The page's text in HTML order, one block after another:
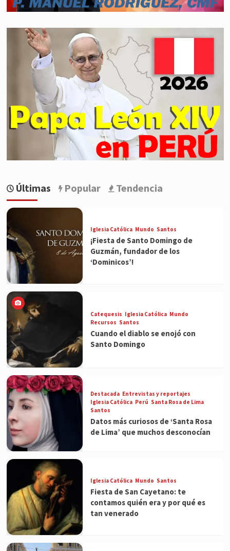
Últimas Popular Tendencia
Iglesia Católica Mundo Santos
¡Fiesta de Santo Domingo de
Guzmán, fundador de los
‘Dominicos’!
Catequesis Iglesia Católica Mundo
Recursos Santos
Cuando el diablo se enojó con
Santo Domingo
Destacada Entrevistas y reportajes
Iglesia Católica Perú Santa Rosa de Lima
Santos
Datos más curiosos de ‘Santa Rosa
de Lima’ que muchos desconocían
Iglesia Católica Mundo Santos
Fiesta de San Cayetano: te
contamos quién era y por qué es
tan venerado